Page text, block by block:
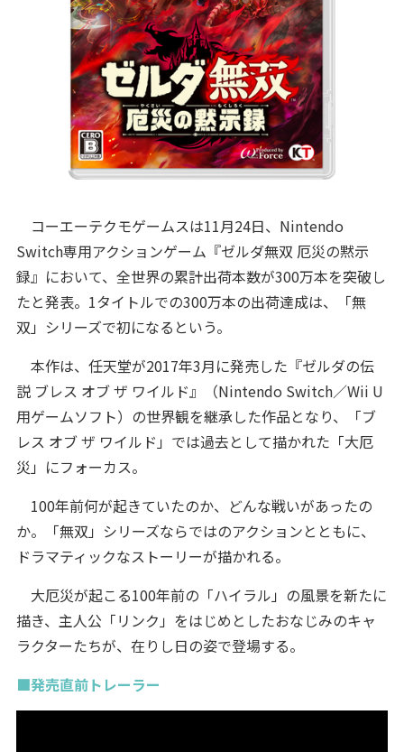
コーエーテクモゲームスは11月24日、Nintendo
Switch専用アクションゲーム『ゼルダ無双 厄災の黙示
録』において、全世界の累計出荷本数が300万本を突破し
たと発表。1タイトルでの300万本の出荷達成は、「無
双」シリーズで初になるという。
本作は、任天堂が2017年3月に発売した『ゼルダの伝
説 ブレス オブ ザ ワイルド』（Nintendo Switch／Wii U
用ゲームソフト）の世界観を継承した作品となり、「ブ
レス オブ ザ ワイルド」では過去として描かれた「大厄
災」にフォーカス。
100年前何が起きていたのか、どんな戦いがあったの
か。「無双」シリーズならではのアクションとともに、
ドラマティックなストーリーが描かれる。
大厄災が起こる100年前の「ハイラル」の風景を新たに
描き、主人公「リンク」をはじめとしたおなじみのキャ
ラクターたちが、在りし日の姿で登場する。
■発売直前トレーラー